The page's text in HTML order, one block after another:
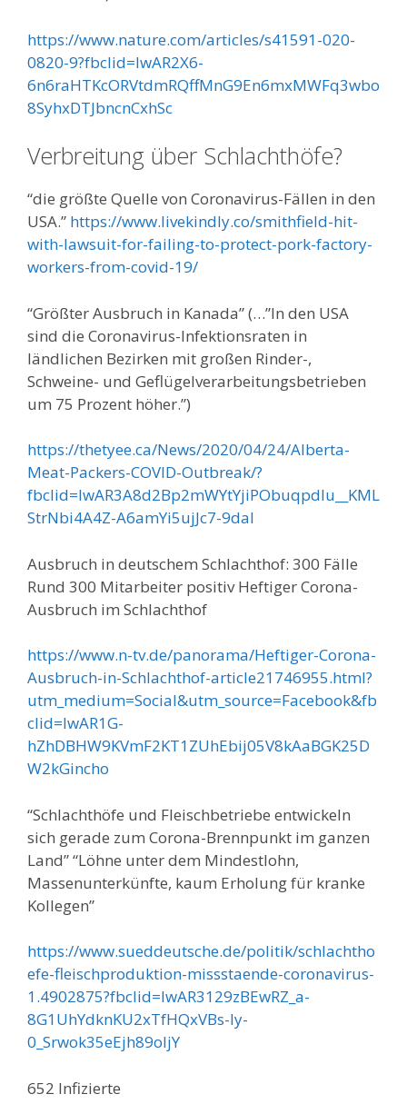
https://www.nature.com/articles/s41591-020-
0820-9?fbclid=IwAR2X6-
6n6raHTKcORVtdmRQffMnG9En6mxMWFq3wbo
8SyhxDTJbncnCxhSc
Verbreitung über Schlachthöfe?
“die größte Quelle von Coronavirus-Fällen in den
USA.” https://www.livekindly.co/smithfield-hit-
with-lawsuit-for-failing-to-protect-pork-factory-
workers-from-covid-19/
“Größter Ausbruch in Kanada” (…”In den USA
sind die Coronavirus-Infektionsraten in
ländlichen Bezirken mit großen Rinder-,
Schweine- und Geflügelverarbeitungsbetrieben
um 75 Prozent höher.”)
https://thetyee.ca/News/2020/04/24/Alberta-
Meat-Packers-COVID-Outbreak/?
fbclid=IwAR3A8d2Bp2mWYtYjiPObuqpdIu__KML
StrNbi4A4Z-A6amYi5ujJc7-9daI
Ausbruch in deutschem Schlachthof: 300 Fälle
Rund 300 Mitarbeiter positiv Heftiger Corona-
Ausbruch im Schlachthof
https://www.n-tv.de/panorama/Heftiger-Corona-
Ausbruch-in-Schlachthof-article21746955.html?
utm_medium=Social&utm_source=Facebook&fb
clid=IwAR1G-
hZhDBHW9KVmF2KT1ZUhEbij05V8kAaBGK25D
W2kGincho
“Schlachthöfe und Fleischbetriebe entwickeln
sich gerade zum Corona-Brennpunkt im ganzen
Land” “Löhne unter dem Mindestlohn,
Massenunterkünfte, kaum Erholung für kranke
Kollegen”
https://www.sueddeutsche.de/politik/schlachtho
efe-fleischproduktion-missstaende-coronavirus-
1.4902875?fbclid=IwAR3129zBEwRZ_a-
8G1UhYdknKU2xTfHQxVBs-ly-
0_Srwok35eEjh89oIjY
652 Infizierte